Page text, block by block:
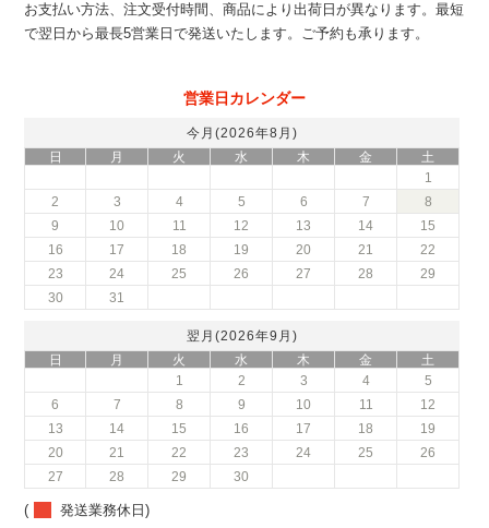
お支払い方法、注文受付時間、商品により出荷日が異なります。最短
で翌日から最長5営業日で発送いたします。ご予約も承ります。
営業日カレンダー
今月(2026年8月)
日
月 火 水 木 金
土
1
2
3 4 5 6 7
8
9
10 11 12 13 14
15
16
17 18 19 20 21
22
23
24 25 26 27 28
29
30
31
翌月(2026年9月)
日
月 火 水 木 金
土
1
2 3 4
5
6
7 8 9 10 11
12
13
14 15 16 17 18
19
20
21 22 23 24 25
26
27
28 29 30
( 発送業務休日)